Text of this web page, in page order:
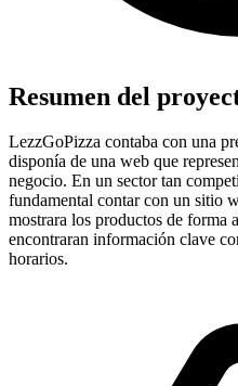
Resumen del
LezzGoPizza contaba con una
disponía de una web que
negocio. En un sector tan
fundamental contar con un sitio
mostrara los productos de forma
encontraran información clave
horarios.